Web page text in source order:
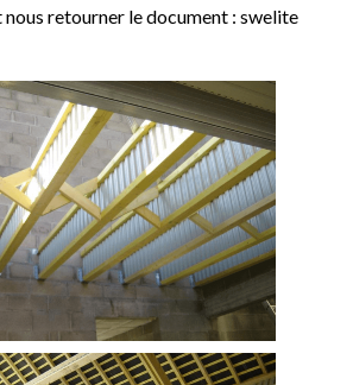
retourner le document : swelite